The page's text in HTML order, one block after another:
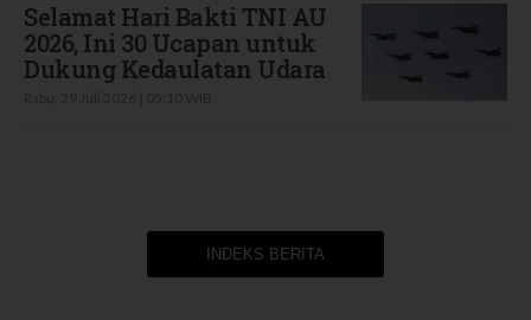
Selamat Hari Bakti TNI AU
2026, Ini 30 Ucapan untuk
Dukung Kedaulatan Udara
INDEKS BERITA